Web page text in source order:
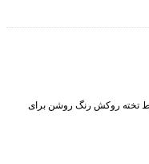
تخته روکش رنگ روشن برای